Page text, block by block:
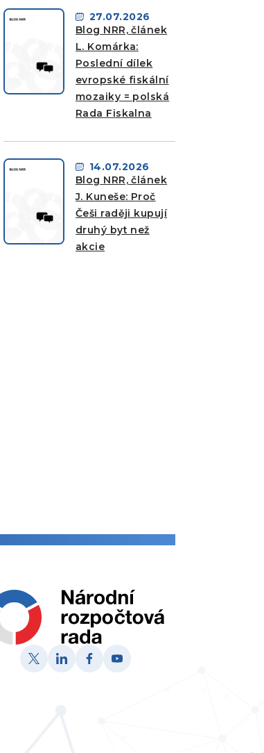
27.07.2026
Blog NRR, článek
L. Komárka:
Poslední dílek
evropské fiskální
mozaiky = polská
Rada Fiskalna
14.07.2026
Blog NRR, článek
J. Kuneše: Proč
Češi raději kupují
druhý byt než
akcie